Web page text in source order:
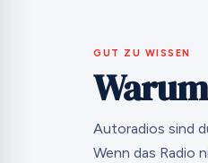
GUT ZU WISSEN
Autoradios sind
Wenn das Radio